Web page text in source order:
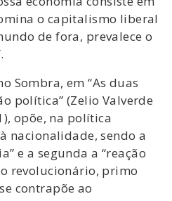
o capitalismo liberal
de fora, prevalece o
Sombra, em “As duas
política” (Zelio Valverde
opõe, na política
nacionalidade, sendo a
e a segunda a “reação
revolucionário, primo
contrapõe ao